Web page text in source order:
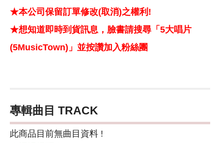
★本公司保留訂單修改(取消)之權利!
★想知道即時到貨訊息，臉書請搜尋「5大唱片
(5MusicTown)」並按讚加入粉絲團
專輯曲目 TRACK
此商品目前無曲目資料 !